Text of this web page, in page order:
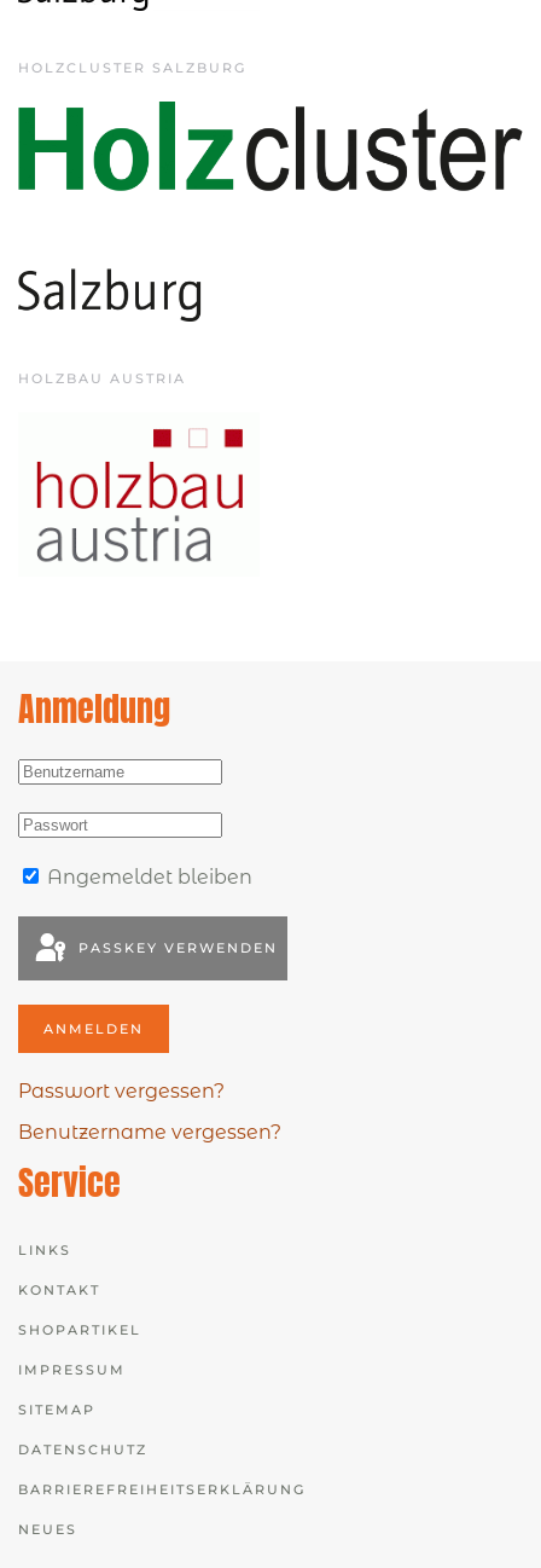
HOLZCLUSTER SALZBURG
HOLZBAU AUSTRIA
Anmeldung
Angemeldet bleiben
PASSKEY VERWENDEN
ANMELDEN
Passwort vergessen?
Benutzername vergessen?
Service
LINKS
KONTAKT
SHOPARTIKEL
IMPRESSUM
SITEMAP
DATENSCHUTZ
BARRIEREFREIHEITSERKLÄRUNG
NEUES